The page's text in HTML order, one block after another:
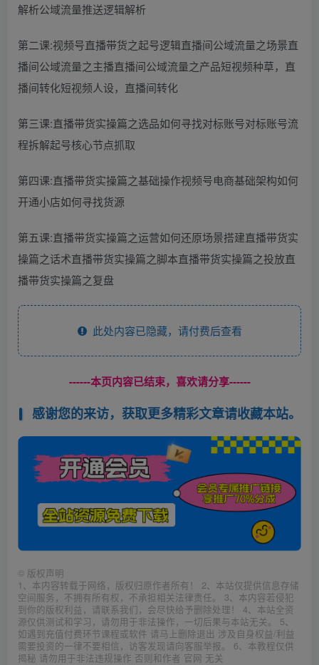
解析公域流量推送逻辑解析
第二课:视频号直播带货之起号逻辑直播间公域流量之场景直
播间公域流量之主播直播间公域流量之产品短视频种草，直
播间转化短视频人设，直播间转化
第三课:直播带货实操篇之选品如何寻找对标账号对标账号流
程拆解起号核心节点抓取
第四课:直播带货实操篇之基础操作视频号电商基础架构如何
开通小店如何寻找货源
第五课:直播带货实操篇之运营如何还原场景搭建直播带货实
操篇之话术直播带货实操篇之脚本直播带货实操篇之投放直
播带货实操篇之复盘
此处内容已隐藏，请付费后查看
------本页内容已结束，喜欢请分享------
感谢您的来访，获取更多精彩文章请收藏本站。
© 版权声明
1、本内容转载于网络，版权归原作者所有！ 2、本站仅提供信息存储
空间服务，不拥有所有权，不承担相关法律责任。 3、本内容若侵犯
到你的版权利益，请联系我们，会尽快给予删除处理！ 4、本站全资
源仅供测试和学习，请勿用于非法操作，一切后果与本站无关。 5、
如遇到充值付费环节课程或软件 请马上删除退出 涉及自身权益/利益
需要投资的一律不要相信，访客发现请向客服举报。 6、本教程仅供
揭秘 请勿用于非法违规操作 否则和作者 官网 无关